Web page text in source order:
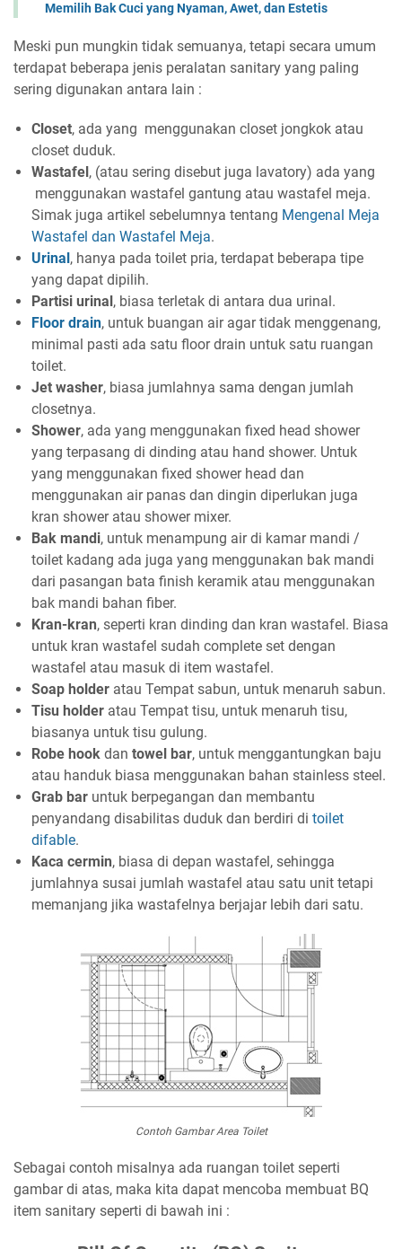
Memilih Bak Cuci yang Nyaman, Awet, dan Estetis
Meski pun mungkin tidak semuanya, tetapi secara umum
terdapat beberapa jenis peralatan sanitary yang paling
sering digunakan antara lain :
Closet, ada yang menggunakan closet jongkok atau
closet duduk.
Wastafel , (atau sering disebut juga lavatory) ada yang
menggunakan wastafel gantung atau wastafel meja.
Simak juga artikel sebelumnya tentang Mengenal Meja
Wastafel dan Wastafel Meja.
Urinal , hanya pada toilet pria, terdapat beberapa tipe
yang dapat dipilih.
Partisi urinal , biasa terletak di antara dua urinal.
Floor drain, untuk buangan air agar tidak menggenang,
minimal pasti ada satu floor drain untuk satu ruangan
toilet.
Jet washer, biasa jumlahnya sama dengan jumlah
closetnya.
Shower, ada yang menggunakan fixed head shower
yang terpasang di dinding atau hand shower. Untuk
yang menggunakan fixed shower head dan
menggunakan air panas dan dingin diperlukan juga
kran shower atau shower mixer.
Bak mandi, untuk menampung air di kamar mandi /
toilet kadang ada juga yang menggunakan bak mandi
dari pasangan bata finish keramik atau menggunakan
bak mandi bahan fiber.
Kran-kran, seperti kran dinding dan kran wastafel. Biasa
untuk kran wastafel sudah complete set dengan
wastafel atau masuk di item wastafel.
Soap holder atau Tempat sabun, untuk menaruh sabun.
Tisu holder atau Tempat tisu, untuk menaruh tisu,
biasanya untuk tisu gulung.
Robe hook dan towel bar, untuk menggantungkan baju
atau handuk biasa menggunakan bahan stainless steel.
Grab bar untuk berpegangan dan membantu
penyandang disabilitas duduk dan berdiri di toilet
difable.
Kaca cermin, biasa di depan wastafel, sehingga
jumlahnya susai jumlah wastafel atau satu unit tetapi
memanjang jika wastafelnya berjajar lebih dari satu.
Contoh Gambar Area Toilet
Sebagai contoh misalnya ada ruangan toilet seperti
gambar di atas, maka kita dapat mencoba membuat BQ
item sanitary seperti di bawah ini :